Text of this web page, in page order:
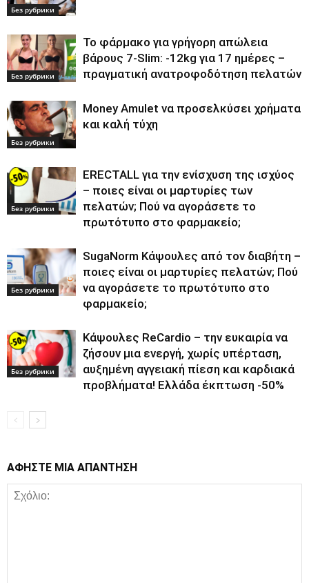
Без рубрики
Без рубрики
Το φάρμακο για γρήγορη απώλεια
βάρους 7-Slim: -12kg για 17 ημέρες –
πραγματική ανατροφοδότηση πελατών
Без рубрики
Money Amulet να προσελκύσει χρήματα
και καλή τύχη
Без рубрики
ERECTALL για την ενίσχυση της ισχύος
– ποιες είναι οι μαρτυρίες των
πελατών; Πού να αγοράσετε το
πρωτότυπο στο φαρμακείο;
Без рубрики
SugaNorm Κάψουλες από τον διαβήτη –
ποιες είναι οι μαρτυρίες πελατών; Πού
να αγοράσετε το πρωτότυπο στο
φαρμακείο;
Без рубрики
Κάψουλες ReCardio – την ευκαιρία να
ζήσουν μια ενεργή, χωρίς υπέρταση,
αυξημένη αγγειακή πίεση και καρδιακά
προβλήματα! Ελλάδα έκπτωση -50%
ΑΦΗΣΤΕ ΜΙΑ ΑΠΑΝΤΗΣΗ